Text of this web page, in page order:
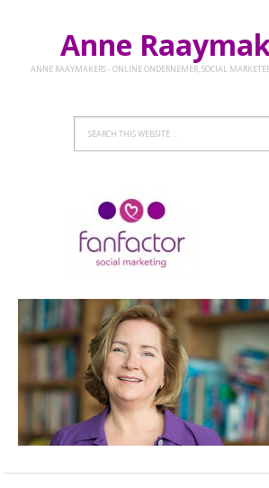
Anne
ANNE RAAYMAKERS - ONLINE ONDERNEMER, SOCIAL